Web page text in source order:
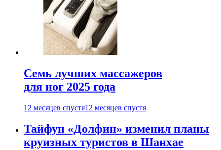
Семь лучших массажеров
для ног 2025 года
12 месяцев спустя12 месяцев спустя
Тайфун «Долфин» изменил планы
круизных туристов в Шанхае